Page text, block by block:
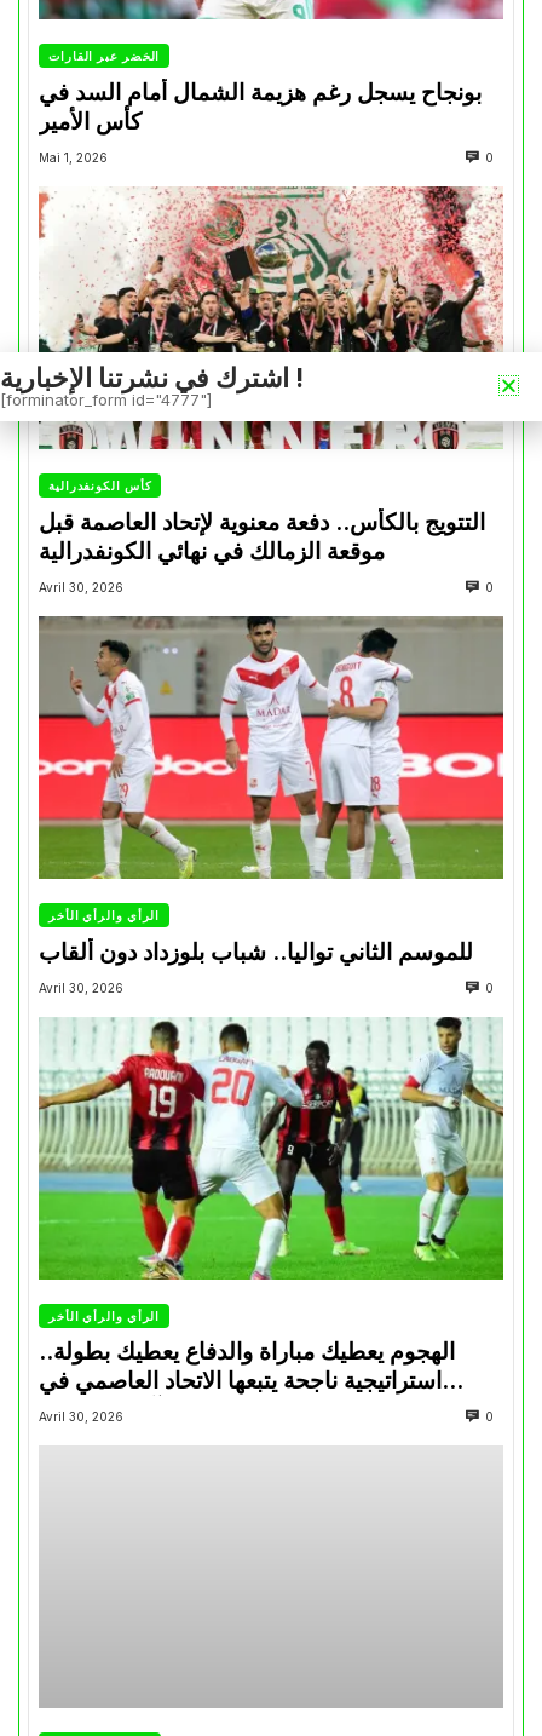
الخضر عبر القارات
بونجاح يسجل رغم هزيمة الشمال أمام السد في
كأس الأمير
Mai 1, 2026 0
كأس الكونفدرالية
التتويج بالكأس.. دفعة معنوية لإتحاد العاصمة قبل
موقعة الزمالك في نهائي الكونفدرالية
Avril 30, 2026 0
الرأي والرأي الأخر
للموسم الثاني تواليا.. شباب بلوزداد دون ألقاب
Avril 30, 2026 0
الرأي والرأي الأخر
الهجوم يعطيك مباراة والدفاع يعطيك بطولة..
استراتيجية ناجحة يتبعها الاتحاد العاصمي في
تتويجاته آخر السنوات
Avril 30, 2026 0
اشترك في نشرتنا الإخبارية !
[forminator_form id="4777"]